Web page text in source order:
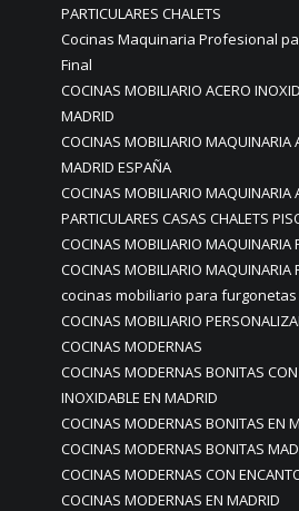
PARTICULARES CHALETS
Cocinas Maquinaria Profesional
Final
COCINAS MOBILIARIO ACERO
MADRID
COCINAS MOBILIARIO MAQUINARIA
MADRID ESPAÑA
COCINAS MOBILIARIO MAQUINARIA
PARTICULARES CASAS CHALETS
COCINAS MOBILIARIO MAQUINARIA
COCINAS MOBILIARIO MAQUINARIA
cocinas mobiliario para
COCINAS MOBILIARIO
COCINAS MODERNAS
COCINAS MODERNAS BONITAS
INOXIDABLE EN MADRID
COCINAS MODERNAS BONITAS EN
COCINAS MODERNAS BONITAS
COCINAS MODERNAS CON
COCINAS MODERNAS EN MADRID